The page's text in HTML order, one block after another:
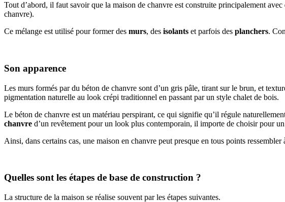
Tout d’abord, il faut savoir que la maison de chanvre est construite principalement
chanvre).
Ce mélange est utilisé pour former des murs, des isolants et parfois des planchers.
Son apparence
Les murs formés par du béton de chanvre sont d’un gris pâle, tirant sur le brun, et
pigmentation naturelle au look crépi traditionnel en passant par un style chalet de bois.
Le béton de chanvre est un matériau perspirant, ce qui signifie qu’il régule
chanvre d’un revêtement pour un look plus contemporain, il importe de choisir pour
Ainsi, dans certains cas, une maison en chanvre peut presque en tous points
Quelles sont les étapes de base de construction ?
La structure de la maison se réalise souvent par les étapes suivantes.